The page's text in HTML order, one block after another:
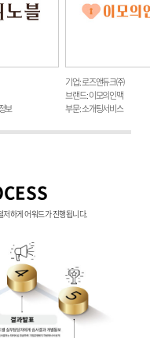
보
기업 : 로즈앤듀크㈜
브랜드 : 이모의인맥
부문 : 소개팅서비스
저하게 어워드가 진행됩니다.